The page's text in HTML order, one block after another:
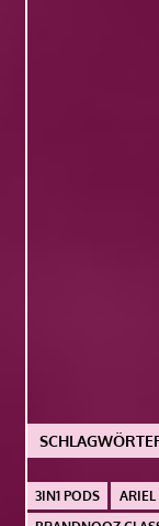
3IN1 PODS ARIEL